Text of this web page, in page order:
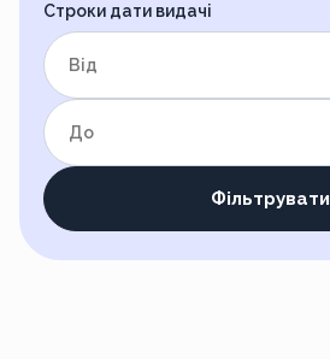
Строки дати видачі
Фільтрувати